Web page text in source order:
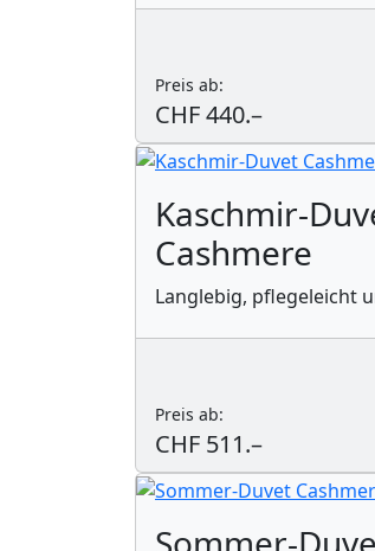
Preis ab:
CHF 440.–
Kaschmir-
Cashmere
Langlebig, pflegeleicht
Preis ab:
CHF 511.–